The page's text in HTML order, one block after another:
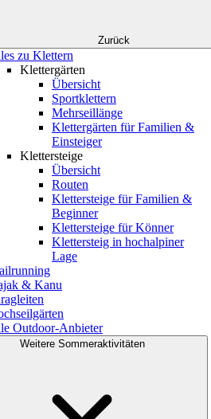
Zurück
zu Klettern
Klettergärten
Übersicht
Sportklettern
Mehrseillänge
Klettergärten für Familien &
Einsteiger
Klettersteige
Übersicht
Routen
Klettersteige für Familien &
Beginner
Klettersteige für Könner
Klettersteig in hochalpiner
Lage
& Kanu
Outdoor-Anbieter
Weitere Sommeraktivitäten